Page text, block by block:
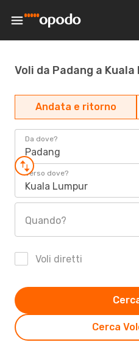
Voli da Padang a
Andata e ritorno
Da dove?
Padang
Verso dove?
Kuala Lumpur
Quando?
Voli diretti
Cerca